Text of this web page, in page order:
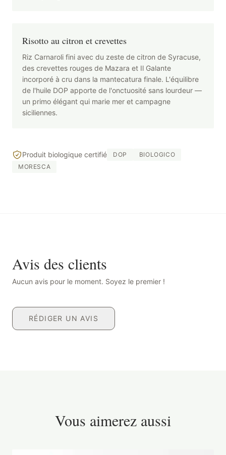
Risotto au citron et crevettes
Riz Carnaroli fini avec du zeste de citron de Syracuse,
des crevettes rouges de Mazara et Il Galante
incorporé à cru dans la mantecatura finale. L'équilibre
de l'huile DOP apporte de l'onctuosité sans lourdeur —
un primo élégant qui marie mer et campagne
siciliennes.
Produit biologique certifié DOP
BIOLOGICO
MORESCA
Avis des clients
Aucun avis pour le moment. Soyez le premier !
RÉDIGER UN AVIS
Vous aimerez aussi